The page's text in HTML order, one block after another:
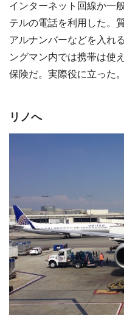
インターネット回線か一
テルの電話を利用した。
アルナンバーなどを入れ
ングマン内では携帯は使
保険だ。実際役に立った。
リノへ